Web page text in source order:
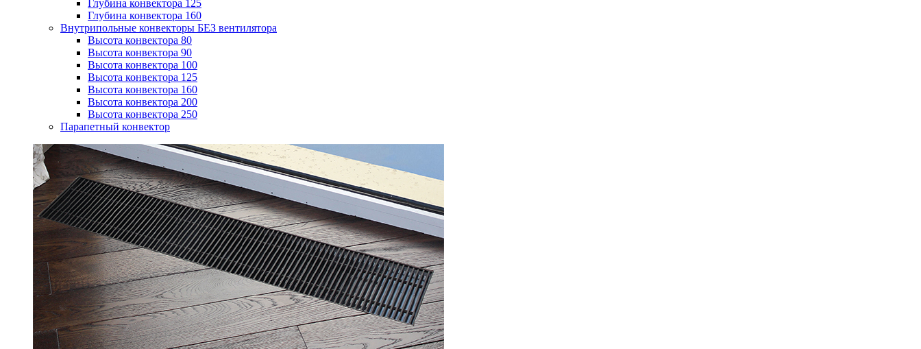
Глубина конвектора 125
Глубина конвектора 160
Внутрипольные конвекторы БЕЗ вентилятора
Высота конвектора 80
Высота конвектора 90
Высота конвектора 100
Высота конвектора 125
Высота конвектора 160
Высота конвектора 200
Высота конвектора 250
Парапетный конвектор